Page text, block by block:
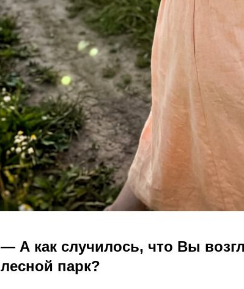
— А как случилось, что Вы
лесной парк?